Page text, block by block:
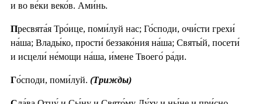
и во ве́ки веко́в. Ами́нь.
Пресвята́я Тро́ице, поми́луй нас; Го́споди, очи́сти грехи́
на́ша; Влады́ко, прости́ беззако́ния на́ша; Святы́й, посети́
и исцели́ не́мощи на́ша, и́мене Твоего́ ра́ди.
Го́споди, поми́луй. (Трижды)